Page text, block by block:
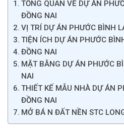
TỔNG QUAN VỀ DỰ ÁN
ĐỒNG NAI
VỊ TRÍ DỰ ÁN PHƯỚC BÌNH
TIỆN ÍCH DỰ ÁN PHƯỚC
ĐỒNG NAI
MẶT BẰNG DỰ ÁN PHƯỚC
NAI
THIẾT KẾ MẪU NHÀ DỰ ÁN
ĐỒNG NAI
MỞ BÁ N ĐẤT NỀN STC